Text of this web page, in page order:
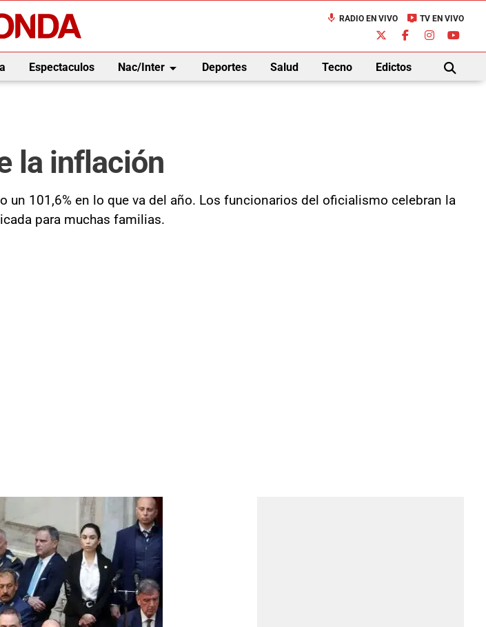
mic RADIO EN VIVO live_tv TV EN VIVO
Espectaculos Nac/Interarrow_drop_down Deportes Salud Tecno Edictos
BUSCAR
la inflación
un 101,6% en lo que va del año. Los funcionarios del oficialismo celebran la
para muchas familias.